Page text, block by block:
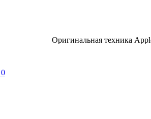
Оригинальная техника
0